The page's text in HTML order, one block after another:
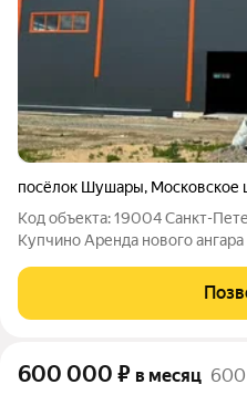
посёлок Шушары, Московское
Код объекта: 19004 Санкт-
Купчино Аренда нового
под склад-производство,
Рядом будут располагаться 3
600 000 ₽ в месяц 600